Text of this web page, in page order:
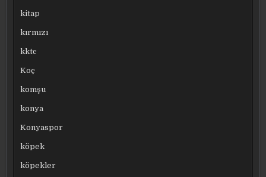
kitap
kırmızı
kktc
Koç
komşu
konya
Konyaspor
köpek
köpekler